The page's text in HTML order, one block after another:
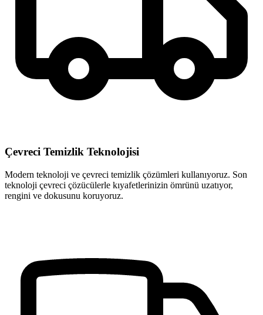
Çevreci Temizlik Teknolojisi
Modern teknoloji ve çevreci temizlik çözümleri kullanıyoruz. Son
teknoloji çevreci çözücülerle kıyafetlerinizin ömrünü uzatıyor,
rengini ve dokusunu koruyoruz.